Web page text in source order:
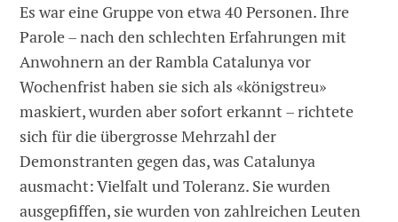
Es war eine Gruppe von etwa 40 Personen. Ihre
Parole – nach den schlechten Erfahrungen mit
Anwohnern an der Rambla Catalunya vor
Wochenfrist haben sie sich als «königstreu»
maskiert, wurden aber sofort erkannt – richtete
sich für die übergrosse Mehrzahl der
Demonstranten gegen das, was Catalunya
ausmacht: Vielfalt und Toleranz. Sie wurden
ausgepfiffen, sie wurden von zahlreichen Leuten